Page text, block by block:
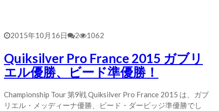
2015年10月16日 2 1062
Quiksilver Pro France 2015 ガブリ
エル優勝、ビード準優勝！
Championship Tour 第9戦 Quiksilver Pro France 2015 は、ガブ
リエル・メッディーナ優勝、ビード・ダービッジ準優勝でし